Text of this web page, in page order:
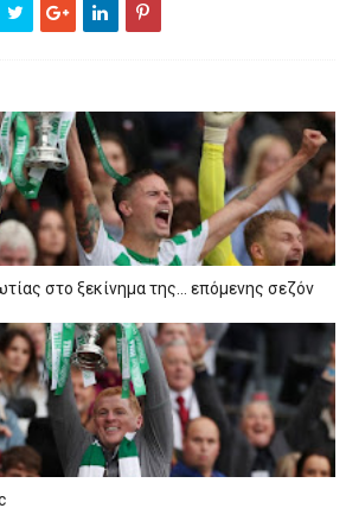
στο ξεκίνημα της… επόμενης σεζόν